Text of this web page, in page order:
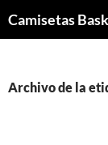
Archivo de la